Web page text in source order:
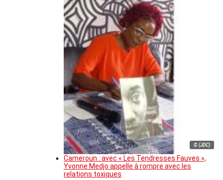
© (JDC)
Cameroun : avec « Les Tendresses Fauves »,
Yvonne Medjo appelle à rompre avec les
relations toxiques